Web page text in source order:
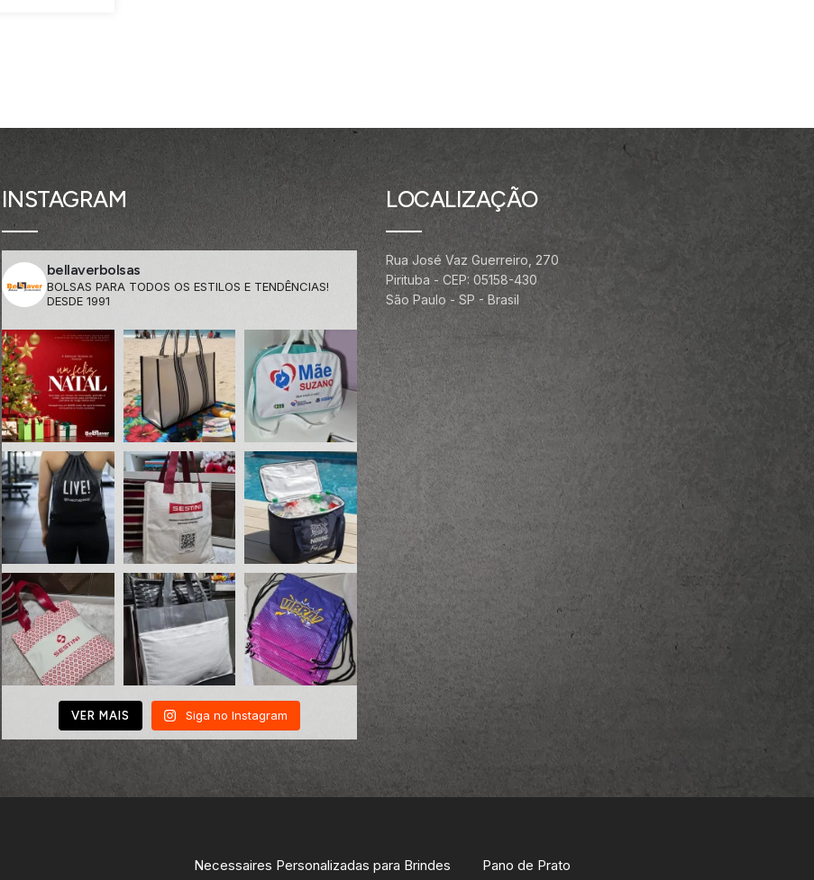
INSTAGRAM
bellaverbolsas
BOLSAS PARA TODOS OS ESTILOS E TENDÊNCIAS!
DESDE 1991
VER MAIS Siga no Instagram
LOCALIZAÇÃO
Rua José Vaz Guerreiro, 270
Pirituba - CEP: 05158-430
São Paulo - SP - Brasil
Necessaires Personalizadas para Brindes
Pano de Prato